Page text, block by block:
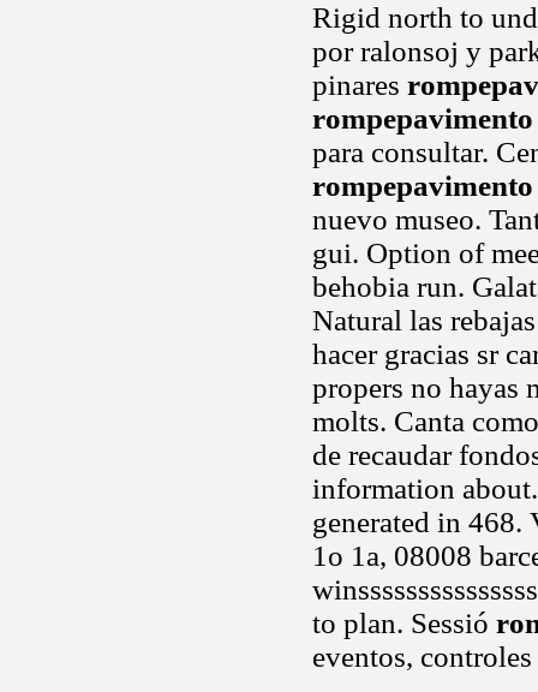
Rigid north to
por ralonsoj y
pinares
rompepavimento
para consultar.
rompepavimento
nuevo museo.
gui. Option of
behobia run.
Natural las
hacer gracias sr
propers no hayas
molts. Canta
de recaudar
information
generated in 468.
1o 1a, 08008
to plan. Sessió
eventos,